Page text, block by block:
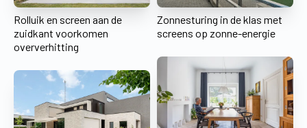
Rolluik en screen aan de
zuidkant voorkomen
oververhitting
Zonnesturing in de klas met
screens op zonne-energie